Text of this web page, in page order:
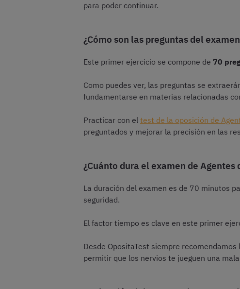
para poder continuar.
¿Cómo son las preguntas del
Este primer ejercicio se compone de 70
Como puedes ver, las preguntas se
fundamentarse en materias relacionadas
Practicar con el test de la oposición de
preguntados y mejorar la precisión en las
¿Cuánto dura el examen de
La duración del examen es de 70 minutos
seguridad.
El factor tiempo es clave en este primer
Desde OpositaTest siempre
permitir que los nervios te jueguen una